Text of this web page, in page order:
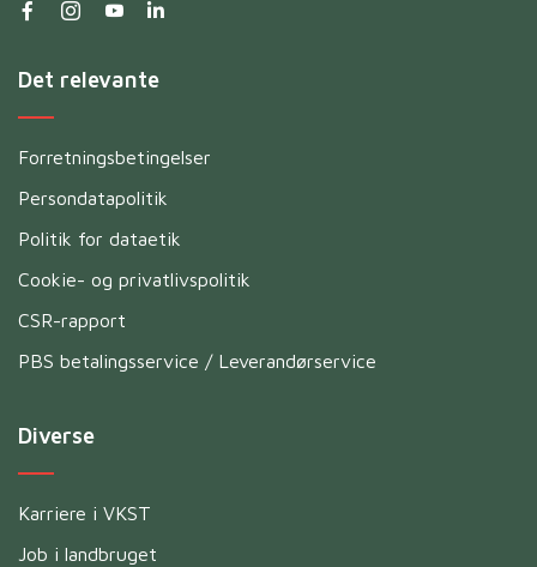
Det relevante
Forretningsbetingelser
Persondatapolitik
Politik for dataetik
Cookie- og privatlivspolitik
CSR-rapport
PBS betalingsservice / Leverandørservice
Diverse
Karriere i VKST
Job i landbruget